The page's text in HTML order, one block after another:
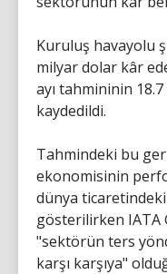
Kuruluş havayolu
milyar dolar kâr
ayı tahmininin
kaydedildi.
Tahmindeki bu
ekonomisinin
dünya
gösterilirken IATA
"sektörün ters
karşı karşıya"